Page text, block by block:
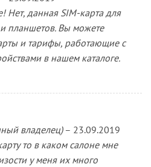
Нет, данная SIM-карта для
планшетов. Вы можете
и тарифы, работающие с
в нашем каталоге.
владелец) – 23.09.2019
то в каком салоне мне
у меня их много